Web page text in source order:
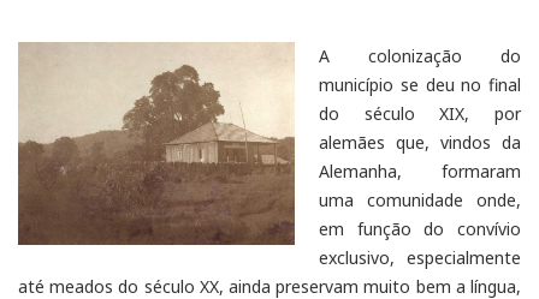
A colonização do
município se deu no final
do século XIX, por
alemães que, vindos da
Alemanha, formaram
uma comunidade onde,
em função do convívio
exclusivo, especialmente
até meados do século XX, ainda preservam muito bem a língua,